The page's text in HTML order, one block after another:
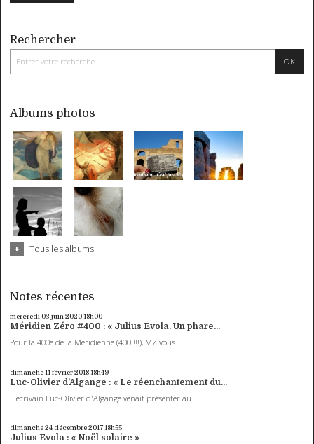
Rechercher
Albums photos
Tous les albums
Notes récentes
mercredi 03 juin 202018h00
Méridien Zéro #400 : « Julius Evola. Un phare...
Pour la 400e de la Méridienne (400 !!!), MZ vous...
dimanche 11 février 201818h49
Luc-Olivier d'Algange : « Le réenchantement du...
L'écrivain Luc-Olivier d'Algange venait présenter au...
dimanche 24 décembre 201718h55
Julius Evola : « Noël solaire »